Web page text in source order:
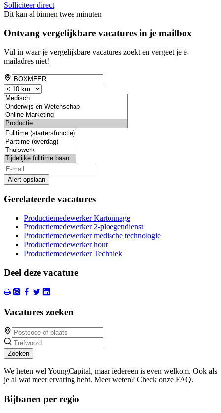
Solliciteer direct
Dit kan al binnen twee minuten
Ontvang vergelijkbare vacatures in je mailbox
Vul in waar je vergelijkbare vacatures zoekt en vergeet je e-
mailadres niet!
Alert opslaan
Gerelateerde vacatures
Productiemedewerker Kartonnage
Productiemedewerker 2-ploegendienst
Productiemedewerker medische technologie
Productiemedewerker hout
Productiemedewerker Techniek
Deel deze vacature
Vacatures zoeken
Zoeken
We heten wel YoungCapital, maar iedereen is even welkom. Ook als
je al wat meer ervaring hebt. Meer weten? Check onze FAQ.
Bijbanen per regio